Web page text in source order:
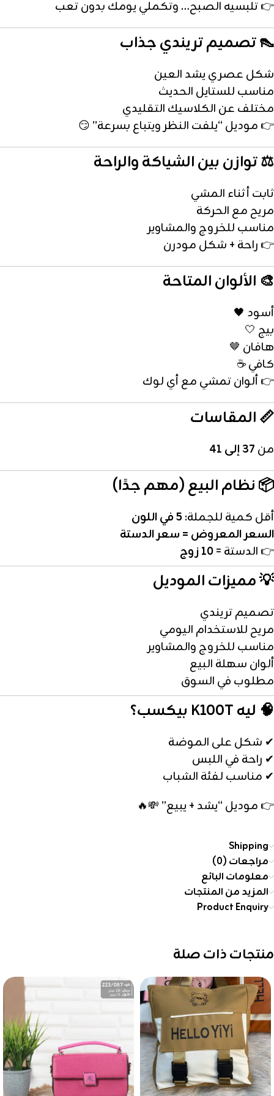
👉 تلبسيه الصبح… وتكملي يومك بدون تعب
👠 تصميم تريندي جذاب
شكل عصري يشد العين
مناسب للستايل الحديث
مختلف عن الكلاسيك التقليدي
👉 موديل “يلفت النظر ويتباع بسرعة” 😏
⚖️ توازن بين الشياكة والراحة
ثابت أثناء المشي
مريح مع الحركة
مناسب للخروج والمشاوير
👉 راحة + شكل مودرن
🎨 الألوان المتاحة
أسود 🖤
بيج 🤍
هافان 🤎
كافي ☕
👉 ألوان تمشي مع أي لوك
📏 المقاسات
من 37 إلى 41
📦 نظام البيع (مهم جدًا)
أقل كمية للجملة:5 في اللون
السعر المعروض = سعر الدستة
👉 الدستة =10 زوج
💡 مميزات الموديل
تصميم تريندي
مريح للاستخدام اليومي
مناسب للخروج والمشاوير
ألوان سهلة البيع
مطلوب في السوق
🧠 ليه K100T بيكسب؟
✔ شكل على الموضة
✔ راحة في اللبس
✔ مناسب لفئة الشباب
👉 موديل “يشد + يبيع” 💸🔥
Shipping
مراجعات (0)
معلومات البائع
المزيد من المنتجات
Product Enquiry
منتجات ذات صلة